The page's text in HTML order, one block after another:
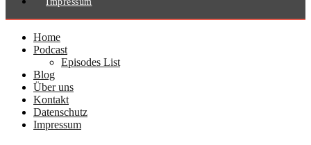
Home
Podcast
Episodes List
Blog
Über uns
Kontakt
Datenschutz
Impressum